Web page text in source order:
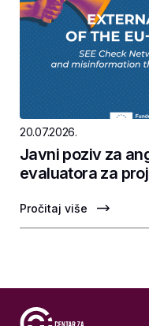
20.07.2026.
Javni poziv za
evaluatora za
Pročitaj više